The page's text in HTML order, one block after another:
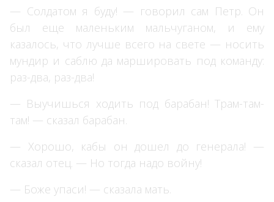
— Солдатом я буду! — говорил сам Петр. Он
был еще маленьким мальчуганом, и ему
казалось, что лучше всего на свете — носить
мундир и саблю да маршировать под команду:
раз-два, раз-два!
— Выучишься ходить под барабан! Трам-там-
там! — сказал барабан.
— Хорошо, кабы он дошел до генерала! —
сказал отец. — Но тогда надо войну!
— Боже упаси! — сказала мать.